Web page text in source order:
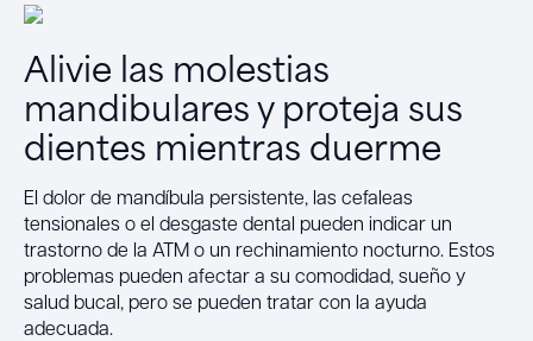
Alivie las molestias
mandibulares y proteja sus
dientes mientras duerme
El dolor de mandíbula persistente, las cefaleas
tensionales o el desgaste dental pueden indicar un
trastorno de la ATM o un rechinamiento nocturno. Estos
problemas pueden afectar a su comodidad, sueño y
salud bucal, pero se pueden tratar con la ayuda
adecuada.